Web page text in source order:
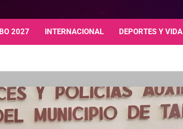
2027 INTERNACIONAL DEPORTES Y VIDA